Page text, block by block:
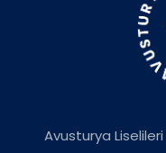
Avusturya